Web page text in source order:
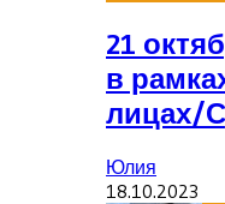
21
в
лицах/
Юлия
18.10.2023